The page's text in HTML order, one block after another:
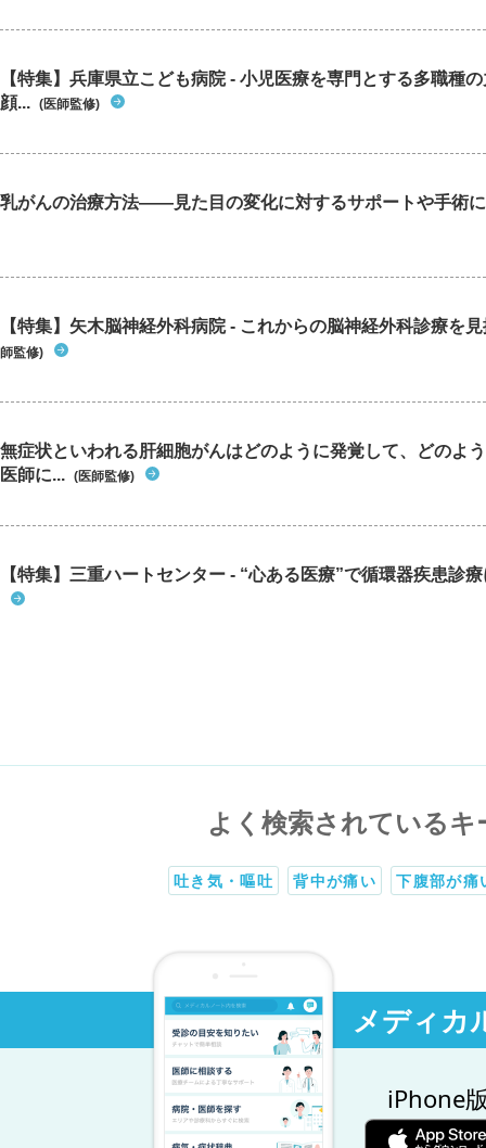
【特集】兵庫県立こども病院 - 小児医療を専門とする多職種
顔... (医師監修)
乳がんの治療方法――見た目の変化に対するサポートや手術
【特集】矢木脳神経外科病院 - これからの脳神経外科診療を
師監修)
無症状といわれる肝細胞がんはどのように発覚して、どのよ
医師に... (医師監修)
【特集】三重ハートセンター - “心ある医療”で循環器疾患診
よく検索されているキ
吐き気・嘔吐 背中が痛い 下腹部が痛
メディカ
iPhone